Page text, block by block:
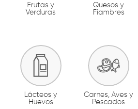
Frutas y
Verduras
Quesos y
Fiambres
Lácteos y
Huevos
Carnes, Aves y
Pescados